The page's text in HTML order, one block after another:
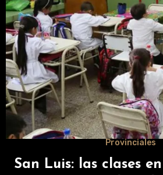
Provinciales
San Luis: las clases